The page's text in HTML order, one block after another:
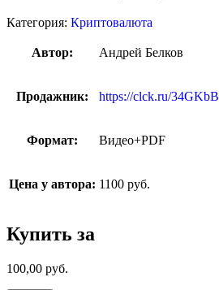
Категория: Криптовалюта
Автор: Андрей Белков
Продажник: https://clck.ru/34GKbB
Формат: Видео+PDF
Цена у автора: 1100 руб.
Купить за
100,00 руб.